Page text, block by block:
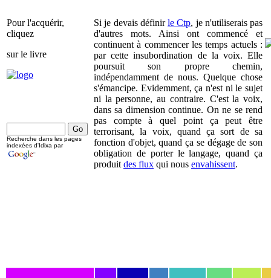
Pour l'acquérir,
cliquez
sur le livre
Si je devais définirle Ctp, je n'utiliserais pas
d'autres mots. Ainsi ont commencé et
continuent à commencer les temps actuels :
par cette insubordination de la voix. Elle
poursuit son propre chemin,
indépendamment de nous. Quelque chose
s'émancipe. Evidemment, ça n'est ni le sujet
ni la personne, au contraire. C'est la voix,
dans sa dimension continue. On ne se rend
pas compte à quel point ça peut être
terrorisant, la voix, quand ça sort de sa
fonction d'objet, quand ça se dégage de son
obligation de porter le langage, quand ça
produit des flux qui nous envahissent.
Recherche dans les pages
indexées d'Idixa par